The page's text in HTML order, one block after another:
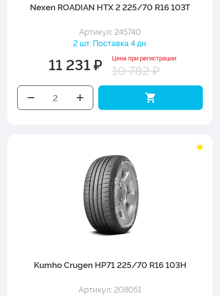
Nexen ROADIAN HTX 2 225/70 R16 103T
Артикул: 245740
2 шт. Поставка 4 дн.
11 231 ₽ Цена при регистрации
10 782 ₽
Kumho Crugen HP71 225/70 R16 103H
Артикул: 208051